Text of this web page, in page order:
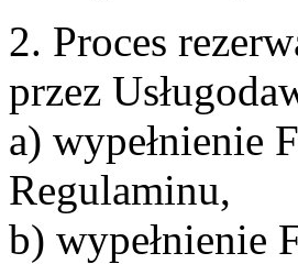
2. Proces
przez
a) wypełnienie
Regulaminu,
b) wypełnienie